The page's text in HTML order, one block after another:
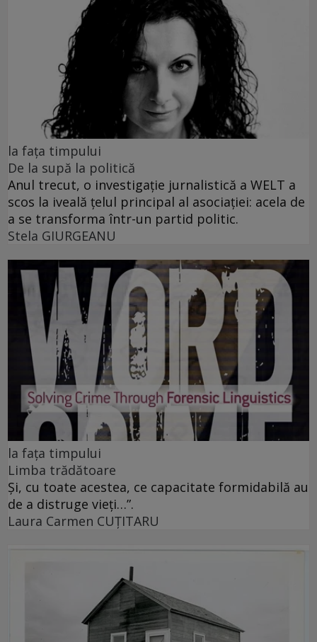
la fața timpului
De la supă la politică
Anul trecut, o investigație jurnalistică a WELT a
scos la iveală țelul principal al asociației: acela de
a se transforma într-un partid politic.
Stela GIURGEANU
la fața timpului
Limba trădătoare
Și, cu toate acestea, ce capacitate formidabilă au
de a distruge vieți…”.
Laura Carmen CUȚITARU